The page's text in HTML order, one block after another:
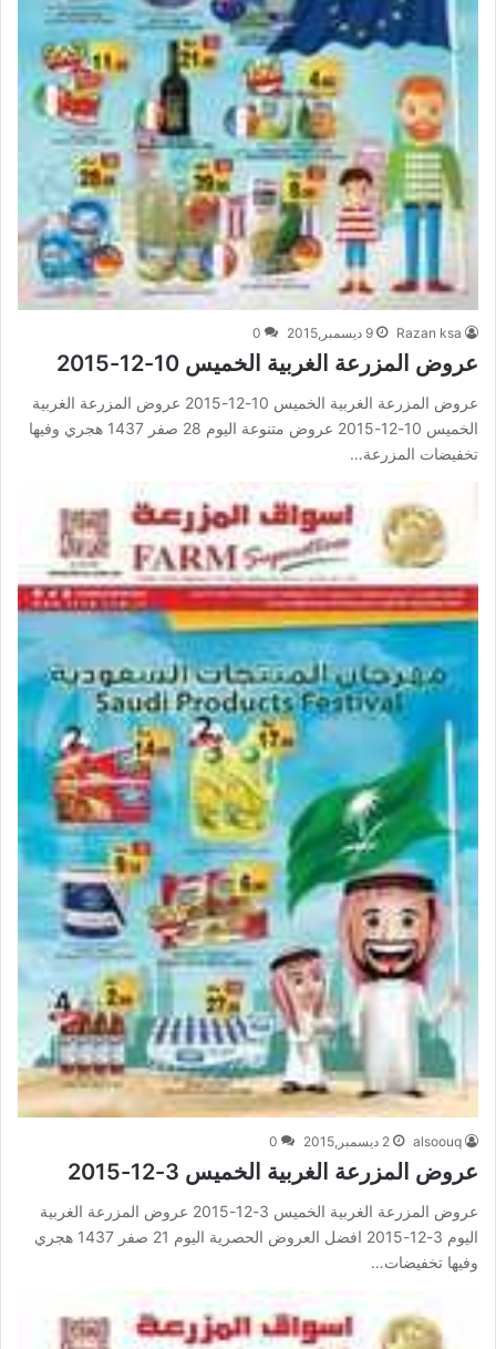
Razan ksa 9 ديسمبر,2015 0
عروض المزرعة الغربية الخميس 10-12-2015
عروض المزرعة الغربية الخميس 10-12-2015 عروض المزرعة الغربية
الخميس 10-12-2015 عروض متنوعة اليوم 28 صفر 1437 هجري وفيها
تخفيضات المزرعة…
alsoouq 2 ديسمبر,2015 0
عروض المزرعة الغربية الخميس 3-12-2015
عروض المزرعة الغربية الخميس 3-12-2015 عروض المزرعة الغربية
اليوم 3-12-2015 افضل العروض الحصرية اليوم 21 صفر 1437 هجري
وفيها تخفيضات…